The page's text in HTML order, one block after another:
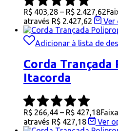
R$ 403,28 – R$ 2.427,62
através R$ 2.427,62
Ver
Adicionar à lista de
Corda Trançada
Itacorda
R$ 266,44 – R$ 427,18
através R$ 427,18
Ver